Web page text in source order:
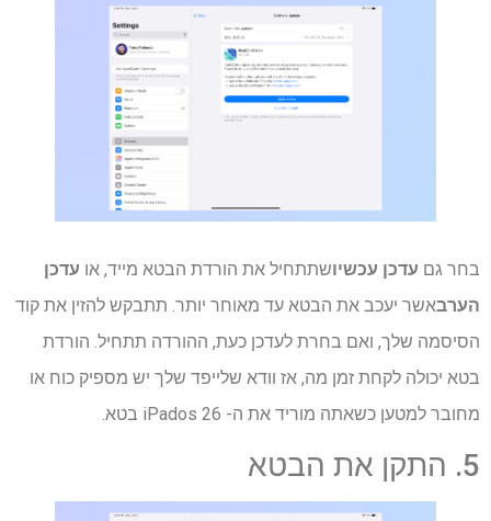
בחר גם עדכן עכשיושתתחיל את הורדת הבטא מייד, או עדכן
הערבאשר יעכב את הבטא עד מאוחר יותר. תתבקש להזין את קוד
הסיסמה שלך, ואם בחרת לעדכן כעת, ההורדה תתחיל. הורדת
בטא יכולה לקחת זמן מה, אז וודא שלייפד שלך יש מספיק כוח או
מחובר למטען כשאתה מוריד את ה- iPados 26 בטא.
5. התקן את הבטא